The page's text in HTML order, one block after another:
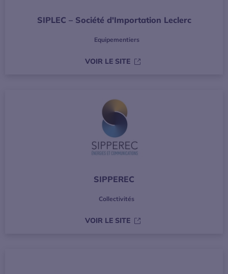
SIPLEC – Société d'Importation Leclerc
Equipementiers
VOIR LE SITES’OUVRE DANS UNE
SIPPEREC
Collectivités
VOIR LE SITES’OUVRE DANS UNE